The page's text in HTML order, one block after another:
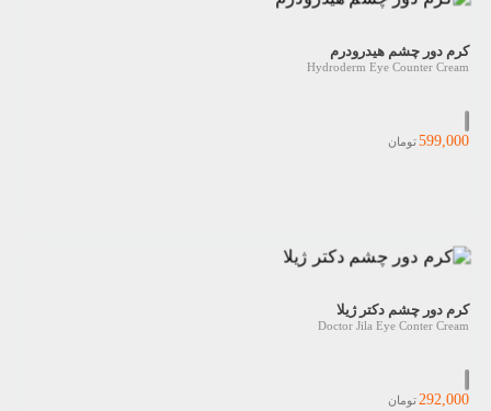
کرم دور چشم هیدرودرم
Hydroderm Eye Counter Cream
599,000تومان
کرم دور چشم دکتر ژیلا
Doctor Jila Eye Conter Cream
292,000تومان